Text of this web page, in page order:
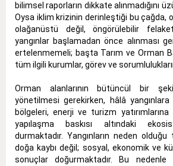
bilimsel raporların dikkate alınmadığını
Oysa iklim krizinin derinleştiği bu çağda,
olağanüstü değil, öngörülebilir
yangınlar başlamadan önce alınması
ertelenmemeli; başta Tarım ve Orman
tüm ilgili kurumlar, görev ve
Orman alanlarının bütüncül bir
yönetilmesi gerekirken, hâlâ yangınlara
bölgeleri, enerji ve turizm yatırımlarına
yapılaşma baskısı altındaki
durmaktadır. Yangınların neden
doğa kaybı değil; sosyal, ekonomik ve
sonuçlar doğurmaktadır. Bu nedenle